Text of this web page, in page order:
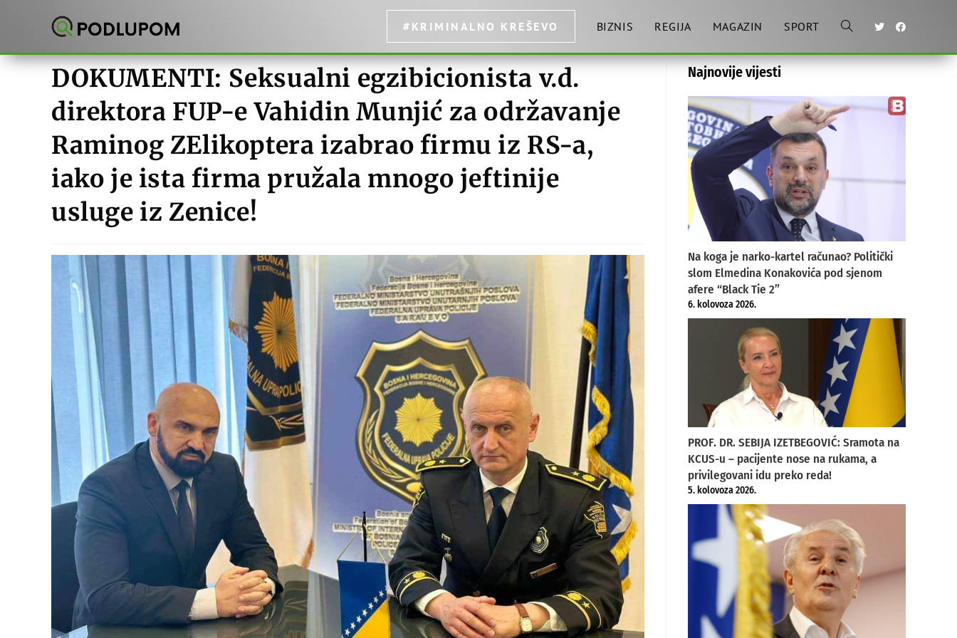
#KRIMINALNO KREŠEVO BIZNIS REGIJA MAGAZIN SPORT Toggle
DOKUMENTI: Seksualni egzibicionista v.d.
direktora FUP-e Vahidin Munjić za održavanje
Raminog ZElikoptera izabrao firmu iz RS-a,
iako je ista firma pružala mnogo jeftinije
usluge iz Zenice!
Najnovije vijesti
Na koga je narko-kartel računao? Politički
slom Elmedina Konakovića pod sjenom
afere “Black Tie 2”
6. kolovoza 2026.
PROF. DR. SEBIJA IZETBEGOVIĆ: Sramota na
KCUS-u – pacijente nose na rukama, a
privilegovani idu preko reda!
5. kolovoza 2026.